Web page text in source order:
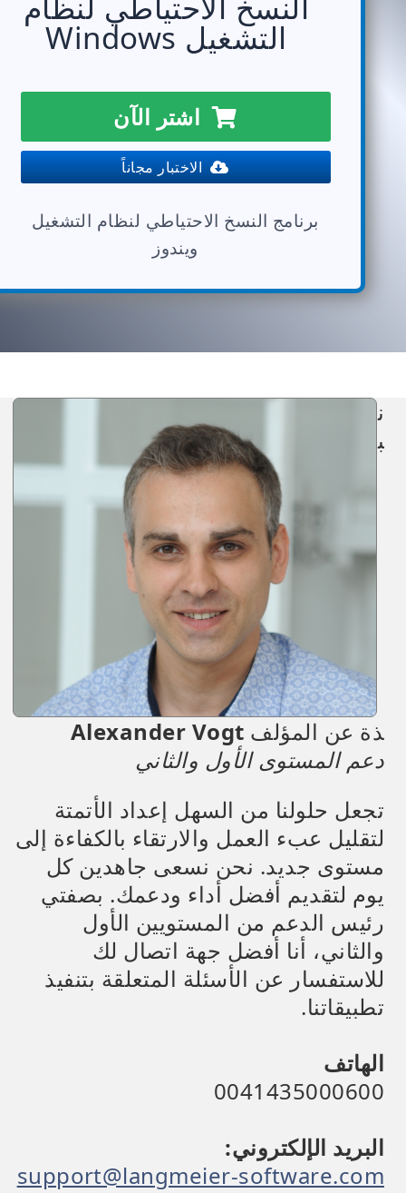
التشغيل Windows
اشتر الآن
الاختبار مجاناً
برنامج النسخ الاحتياطي لنظام التشغيل
ويندوز
ن
ب
ذة عن المؤلف Alexander Vogt
دعم المستوى الأول والثاني
تجعل حلولنا من السهل إعداد الأتمتة
لتقليل عبء العمل والارتقاء بالكفاءة إلى
مستوى جديد. نحن نسعى جاهدين كل
يوم لتقديم أفضل أداء ودعمك. بصفتي
رئيس الدعم من المستويين الأول
والثاني، أنا أفضل جهة اتصال لك
للاستفسار عن الأسئلة المتعلقة بتنفيذ
تطبيقاتنا.
الهاتف
0041435000600
البريد الإلكتروني:
support@langmeier-software.com